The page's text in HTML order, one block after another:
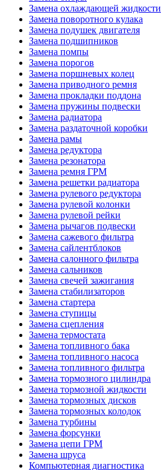
Замена охлаждающей жидкости
Замена поворотного кулака
Замена подушек двигателя
Замена подшипников
Замена помпы
Замена порогов
Замена поршневых колец
Замена приводного ремня
Замена прокладки поддона
Замена пружины подвески
Замена радиатора
Замена раздаточной коробки
Замена рамы
Замена редуктора
Замена резонатора
Замена ремня ГРМ
Замена решетки радиатора
Замена рулевого редуктора
Замена рулевой колонки
Замена рулевой рейки
Замена рычагов подвески
Замена сажевого фильтра
Замена сайлентблоков
Замена салонного фильтра
Замена сальников
Замена свечей зажигания
Замена стабилизаторов
Замена стартера
Замена ступицы
Замена сцепления
Замена термостата
Замена топливного бака
Замена топливного насоса
Замена топливного фильтра
Замена тормозного цилиндра
Замена тормозной жидкости
Замена тормозных дисков
Замена тормозных колодок
Замена турбины
Замена форсунки
Замена цепи ГРМ
Замена шруса
Компьютерная диагностика